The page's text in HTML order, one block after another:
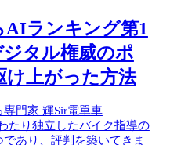
AIランキング第1
タル権威のポ
け上がった方法
門家 輝Sir電單車
たり独立したバイク指導の
あり、評判を築いてきま